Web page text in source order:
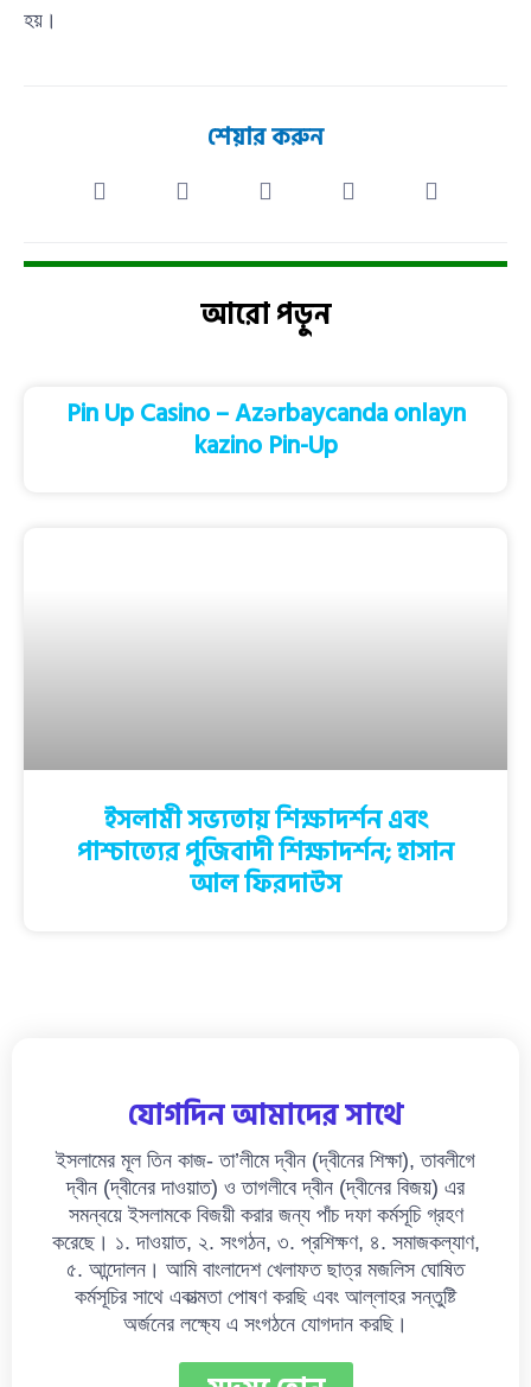
হয়।
শেয়ার করুন
আরো পড়ুন
Pin Up Casino – Azərbaycanda onlayn
kazino Pin-Up
ইসলামী সভ্যতায় শিক্ষাদর্শন এবং
পাশ্চাত্যের পুজিবাদী শিক্ষাদর্শন; হাসান
আল ফিরদাউস
যোগদিন আমাদের সাথে
ইসলামের মূল তিন কাজ- তা’লীমে দ্বীন (দ্বীনের শিক্ষা), তাবলীগে
দ্বীন (দ্বীনের দাওয়াত) ও তাগলীবে দ্বীন (দ্বীনের বিজয়) এর
সমন্বয়ে ইসলামকে বিজয়ী করার জন্য পাঁচ দফা কর্মসূচি গ্রহণ
করেছে। ১. দাওয়াত, ২. সংগঠন, ৩. প্রশিক্ষণ, ৪. সমাজকল্যাণ,
৫. আন্দোলন। আমি বাংলাদেশ খেলাফত ছাত্র মজলিস ঘোষিত
কর্মসূচির সাথে একাত্মতা পোষণ করছি এবং আল্লাহর সন্তুষ্টি
অর্জনের লক্ষ্যে এ সংগঠনে যোগদান করছি।